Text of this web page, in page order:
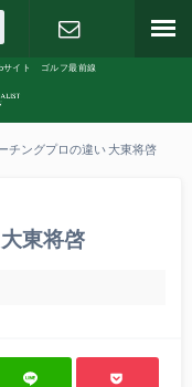
サイト ゴルフ最前線
チングプロの違い 大東将啓
東将啓